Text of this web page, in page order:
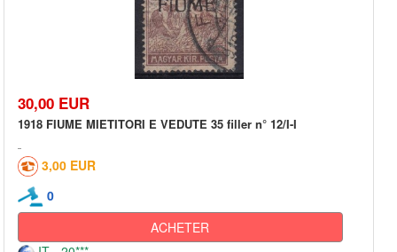
30,00 EUR
1918 FIUME MIETITORI E VEDUTE 35 filler n° 12/I-I
3,00 EUR
0
ACHETER